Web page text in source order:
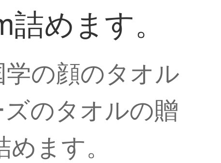
めます。
の顔のタオル
のタオルの贈
ます。